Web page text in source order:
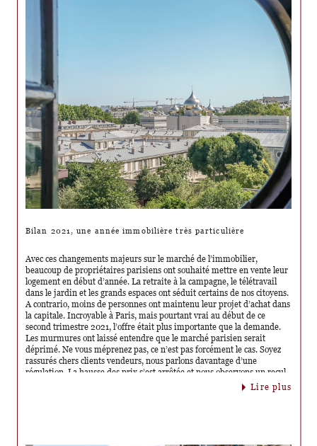
Bilan 2021, une année immobilière très particulière
Avec ces changements majeurs sur le marché de l’immobilier,
beaucoup de propriétaires parisiens ont souhaité mettre en vente leur
logement en début d’année. La retraite à la campagne, le télétravail
dans le jardin et les grands espaces ont séduit certains de nos citoyens.
A contrario, moins de personnes ont maintenu leur projet d’achat dans
la capitale. Incroyable à Paris, mais pourtant vrai au début de ce
second trimestre 2021, l’offre était plus importante que la demande.
Les murmures ont laissé entendre que le marché parisien serait
déprimé. Ne vous méprenez pas, ce n’est pas forcément le cas. Soyez
rassurés chers clients vendeurs, nous parlons davantage d’une
régulation. La hausse des prix s’est arrêtée et nous observons un recul
des prix de 5 à 10% des prix au m² des ventes en cours de signature.
Même si le marché immobilier est moins dynamique en particulier à
lire plus